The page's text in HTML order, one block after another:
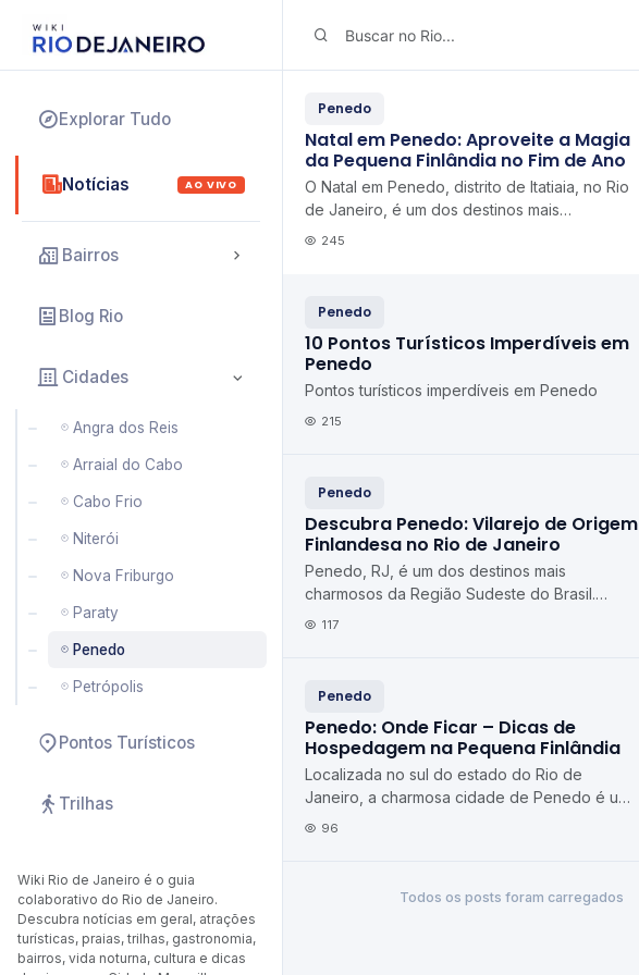
Explorar Tudo
Notícias AO VIVO
Bairros
Blog Rio
Cidades
Angra dos Reis
Arraial do Cabo
Cabo Frio
Niterói
Nova Friburgo
Paraty
Penedo
Petrópolis
Pontos Turísticos
Trilhas
Wiki Rio de Janeiro é o guia
colaborativo do Rio de Janeiro.
Descubra notícias em geral, atrações
turísticas, praias, trilhas, gastronomia,
bairros, vida noturna, cultura e dicas
Penedo
Natal em Penedo: Aproveite a Magia
da Pequena Finlândia no Fim de Ano
O Natal em Penedo, distrito de Itatiaia, no Rio
de Janeiro, é um dos destinos mais
encantadores do Brasil para quem busca viver
245
Penedo
10 Pontos Turísticos Imperdíveis em
Penedo
Pontos turísticos imperdíveis em Penedo
215
Penedo
Descubra Penedo: Vilarejo de Origem
Finlandesa no Rio de Janeiro
Penedo, RJ, é um dos destinos mais
charmosos da Região Sudeste do Brasil.
Localizado no município de Itatiaia, no estado
117
Penedo
Penedo: Onde Ficar – Dicas de
Hospedagem na Pequena Finlândia
Localizada no sul do estado do Rio de
Janeiro, a charmosa cidade de Penedo é um
dos destinos turísticos mais procurados da
96
Todos os posts foram carregados